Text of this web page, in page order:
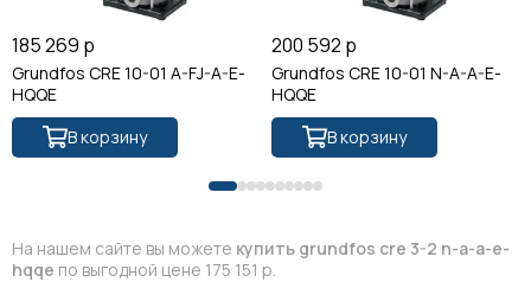
185 269 р
Grundfos CRE 10-01 A-FJ-A-E-
HQQE
В корзину
200 592 р
Grundfos CRE 10-01 N-A-A-E-
HQQE
В корзину
На нашем сайте вы можете купить grundfos cre 3-2 n-a-a-e-
hqqe по выгодной цене 175 151 р.